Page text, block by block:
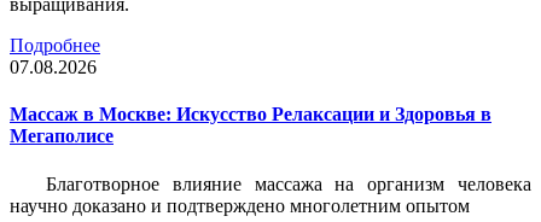
выращивания.
Подробнее
07.08.2026
Массаж в Москве: Искусство Релаксации и Здоровья в
Мегаполисе
Благотворное влияние массажа на организм человека
научно доказано и подтверждено многолетним опытом